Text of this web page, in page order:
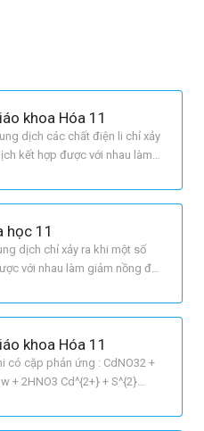
khoa Hóa 11
dịch các chất điện li chỉ xảy
kết hợp được với nhau làm
học 11
dịch chỉ xảy ra khi một số
với nhau làm giảm nồng độ
khoa Hóa 11
có cặp phản ứng : CdNO32 +
+ 2HNO3 Cd^{2+} + S^{2}